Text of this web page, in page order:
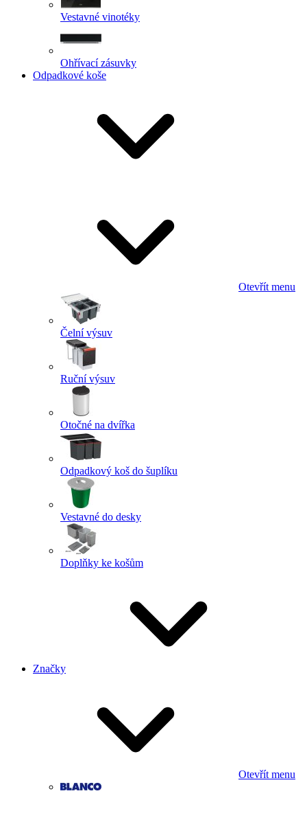
Vestavné vinotéky
Ohřívací zásuvky
Odpadkové koše
Otevřít menu
Čelní výsuv
Ruční výsuv
Otočné na dvířka
Odpadkový koš do šuplíku
Vestavné do desky
Doplňky ke košům
Značky
Otevřít menu